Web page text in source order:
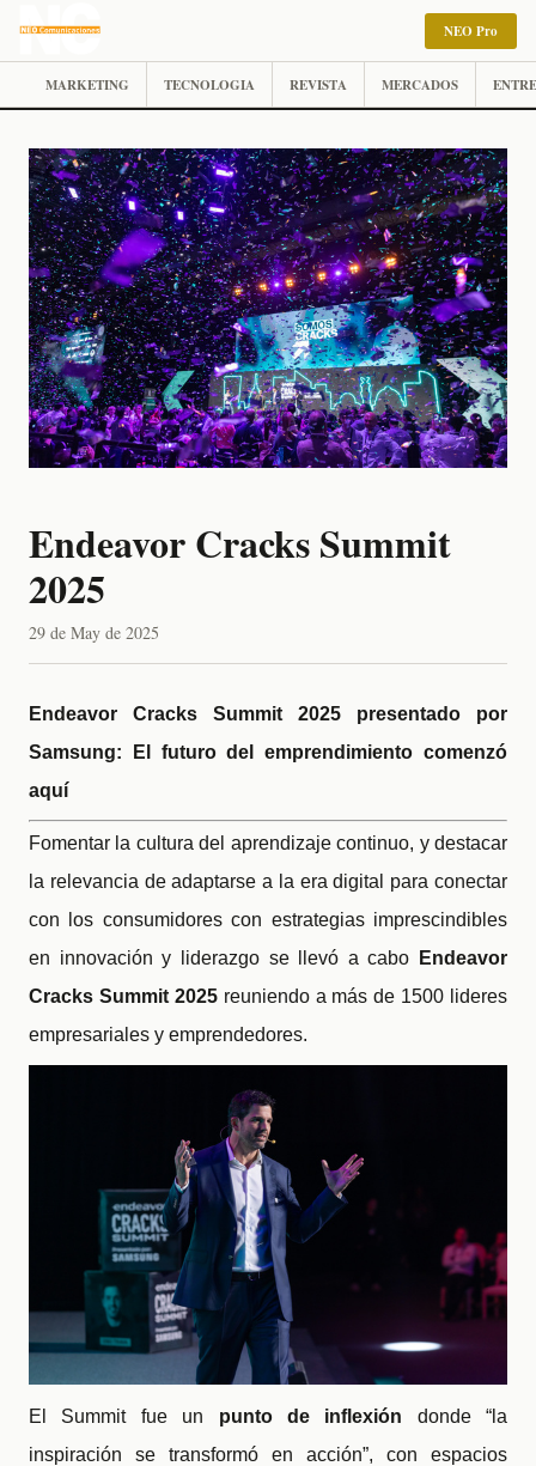
NEO Pro
MARKETING TECNOLOGIA REVISTA MERCADOS
Endeavor Cracks Summit
2025
29 de May de 2025
Endeavor Cracks Summit 2025 presentado por
Samsung: El futuro del emprendimiento comenzó
aquí
Fomentar la cultura del aprendizaje continuo, y destacar
la relevancia de adaptarse a la era digital para conectar
con los consumidores con estrategias imprescindibles
en innovación y liderazgo se llevó a cabo
Endeavor
Cracks Summit 2025reuniendo a más de 1500 lideres
empresariales y emprendedores.
El Summit fue un punto de inflexión donde “la
inspiración se transformó en acción”, con espacios